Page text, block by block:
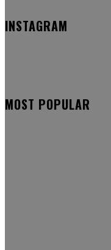
INSTAGRAM
MOST POPULAR